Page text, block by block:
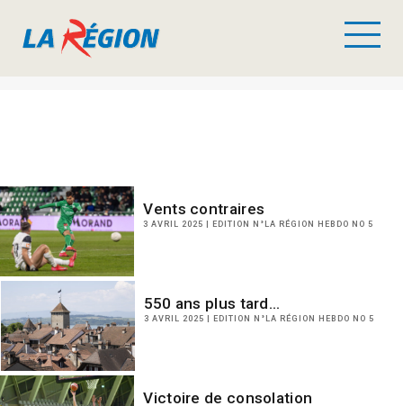
Vents contraires
3 AVRIL 2025 | EDITION N°LA RÉGION HEBDO NO 5
550 ans plus tard…
3 AVRIL 2025 | EDITION N°LA RÉGION HEBDO NO 5
Victoire de consolation